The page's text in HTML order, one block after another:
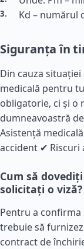
Kd – numărul
Siguranța în
Din cauza
medicală pentru
obligatorie, ci și o
dumneavoastră
Asistență
accident ✔ Riscuri
Cum să
solicitați o viză?
Pentru a
trebuie să
contract de